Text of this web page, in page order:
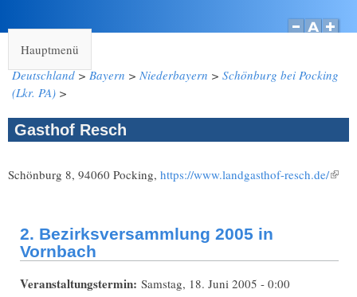
Hauptmenü
Deutschland>Bayern > Niederbayern > Schönburg bei Pocking
(Lkr. PA) >
Gasthof Resch
Schönburg 8, 94060 Pocking, https://www.landgasthof-resch.de/(Link
2. Bezirksversammlung 2005 in
Vornbach
Veranstaltungstermin: Samstag, 18. Juni 2005 - 0:00